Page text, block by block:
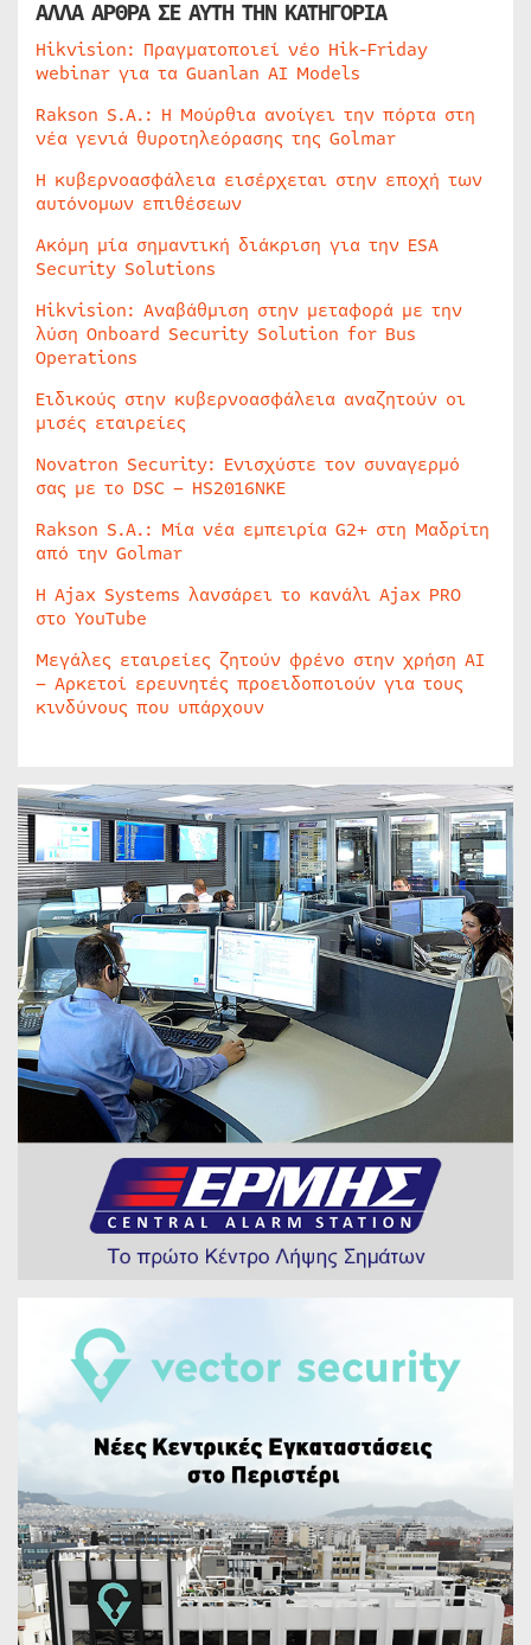
ΑΛΛΑ ΑΡΘΡΑ ΣΕ ΑΥΤΗ ΤΗΝ ΚΑΤΗΓΟΡΙΑ
Hikvision: Πραγματοποιεί νέο Hik-Friday
webinar για τα Guanlan AI Models
Rakson S.A.: Η Μούρθια ανοίγει την πόρτα στη
νέα γενιά θυροτηλεόρασης της Golmar
Η κυβερνοασφάλεια εισέρχεται στην εποχή των
αυτόνομων επιθέσεων
Ακόμη μία σημαντική διάκριση για την ESA
Security Solutions
Hikvision: Αναβάθμιση στην μεταφορά με την
λύση Onboard Security Solution for Bus
Operations
Ειδικούς στην κυβερνοασφάλεια αναζητούν οι
μισές εταιρείες
Novatron Security: Ενισχύστε τον συναγερμό
σας με το DSC – HS2016NKE
Rakson S.A.: Μία νέα εμπειρία G2+ στη Μαδρίτη
από την Golmar
Η Ajax Systems λανσάρει το κανάλι Ajax PRO
στο YouTube
Μεγάλες εταιρείες ζητούν φρένο στην χρήση AI
– Αρκετοί ερευνητές προειδοποιούν για τους
κινδύνους που υπάρχουν